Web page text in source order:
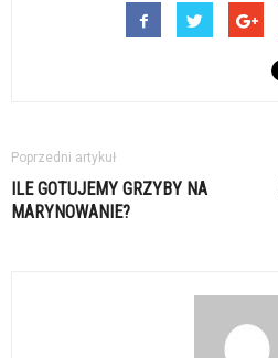
Poprzedni artykuł
ILE GOTUJEMY GRZYBY NA
MARYNOWANIE?